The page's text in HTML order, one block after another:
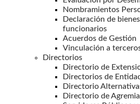
Nombramientos
Declaración de
funcionarios
Acuerdos de Gestión
Vinculación a
Directorios
Directorio de
Directorios de
Directorio
Directorio de